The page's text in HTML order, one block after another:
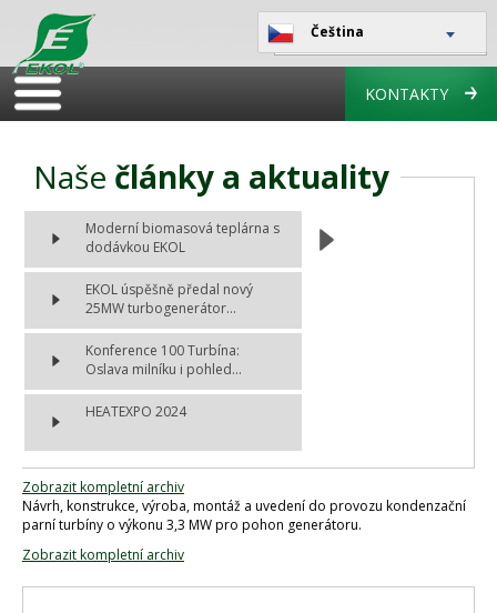
Čeština
KONTAKTY
Naše články a aktuality
Moderní biomasová teplárna s
dodávkou EKOL
EKOL úspěšně předal nový
25MW turbogenerátor...
Konference 100 Turbína:
Oslava milníku i pohled...
HEATEXPO 2024
Zobrazit kompletní archiv
Návrh, konstrukce, výroba, montáž a uvedení do provozu kondenzační
parní turbíny o výkonu 3,3 MW pro pohon generátoru.
Zobrazit kompletní archiv